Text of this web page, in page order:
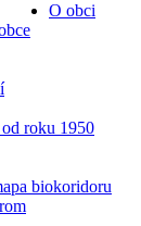
O obci
roku 1950
biokoridoru